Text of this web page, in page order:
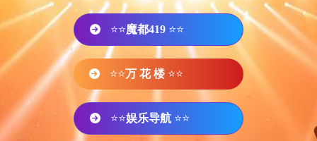
⭐⭐魔都419 ⭐⭐
⭐⭐万 花 楼 ⭐⭐
⭐⭐娱乐导航 ⭐⭐